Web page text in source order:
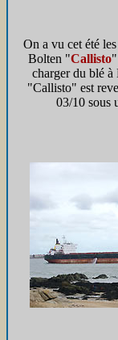
On a vu cet été
Bolten "Callisto"
charger du blé
"Callisto" est
03/10 sous